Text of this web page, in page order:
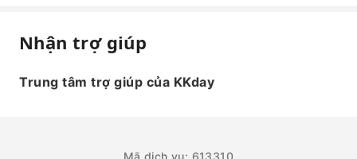
Nhận trợ giúp
Trung tâm trợ giúp của KKday
Mã dịch vụ: 613310